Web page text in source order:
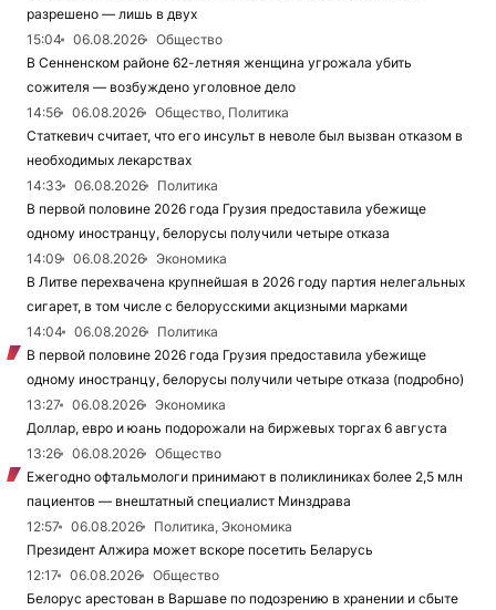
разрешено — лишь в двух
15:04
06.08.2026
Общество
В Сенненском районе 62-летняя женщина угрожала убить
сожителя — возбуждено уголовное дело
14:56
06.08.2026
Общество, Политика
Статкевич считает, что его инсульт в неволе был вызван отказом в
необходимых лекарствах
14:33
06.08.2026
Политика
В первой половине 2026 года Грузия предоставила убежище
одному иностранцу, белорусы получили четыре отказа
14:09
06.08.2026
Экономика
В Литве перехвачена крупнейшая в 2026 году партия нелегальных
сигарет, в том числе с белорусскими акцизными марками
14:04
06.08.2026
Политика
В первой половине 2026 года Грузия предоставила убежище
одному иностранцу, белорусы получили четыре отказа (подробно)
13:27
06.08.2026
Экономика
Доллар, евро и юань подорожали на биржевых торгах 6 августа
13:26
06.08.2026
Общество
Ежегодно офтальмологи принимают в поликлиниках более 2,5 млн
пациентов — внештатный специалист Минздрава
12:57
06.08.2026
Политика, Экономика
Президент Алжира может вскоре посетить Беларусь
12:17
06.08.2026
Общество
Белорус арестован в Варшаве по подозрению в хранении и сбыте